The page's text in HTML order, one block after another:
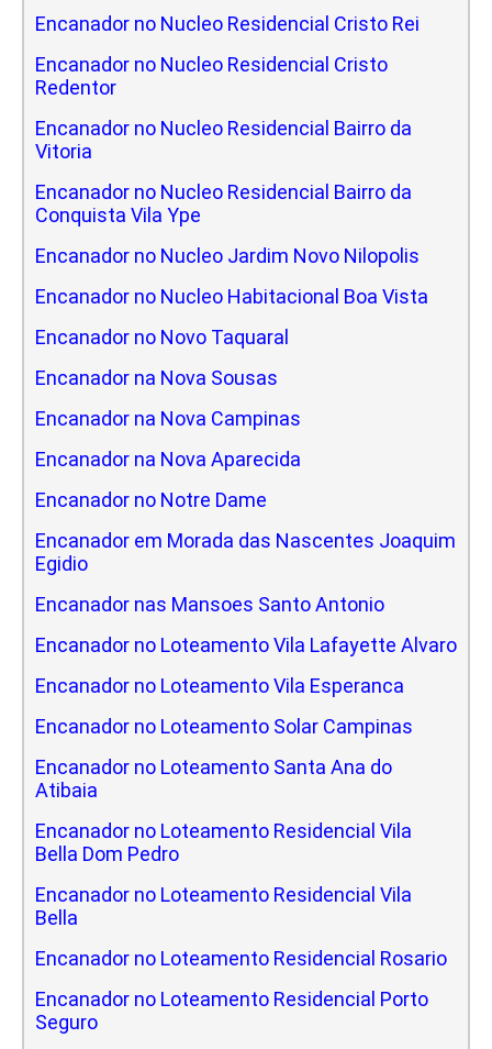
Encanador no Nucleo Residencial Cristo Rei
Encanador no Nucleo Residencial Cristo
Redentor
Encanador no Nucleo Residencial Bairro da
Vitoria
Encanador no Nucleo Residencial Bairro da
Conquista Vila Ype
Encanador no Nucleo Jardim Novo Nilopolis
Encanador no Nucleo Habitacional Boa Vista
Encanador no Novo Taquaral
Encanador na Nova Sousas
Encanador na Nova Campinas
Encanador na Nova Aparecida
Encanador no Notre Dame
Encanador em Morada das Nascentes Joaquim
Egidio
Encanador nas Mansoes Santo Antonio
Encanador no Loteamento Vila Lafayette Alvaro
Encanador no Loteamento Vila Esperanca
Encanador no Loteamento Solar Campinas
Encanador no Loteamento Santa Ana do
Atibaia
Encanador no Loteamento Residencial Vila
Bella Dom Pedro
Encanador no Loteamento Residencial Vila
Bella
Encanador no Loteamento Residencial Rosario
Encanador no Loteamento Residencial Porto
Seguro